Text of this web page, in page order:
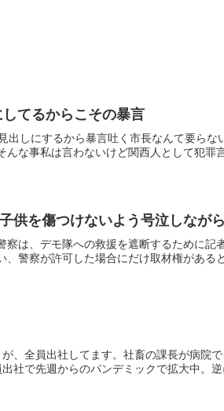
てるからこその暴言
出しにするから暴言吐く市長なんて要ら
な事私は言わないけど関西人として犯罪
供を傷つけないよう号泣しなが
は、デモ隊への救援を遮断するために
警察が許可した場合にだけ取材権がある
、全員出社してます。社畜の課長が病院
社で先週からのパンデミックで拡大中。逆